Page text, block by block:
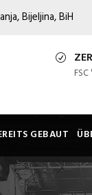
Bijeljina, BiH
GEBAUT